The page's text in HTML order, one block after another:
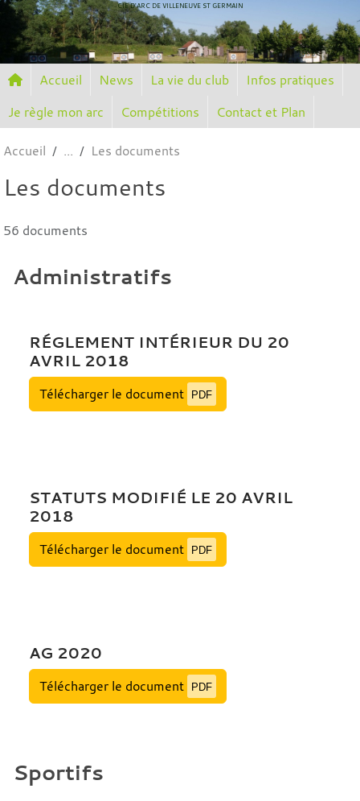
CIE D'ARC DE VILLENEUVE ST GERMAIN
Accueil News La vie du club
Infos pratiques
Je règle mon arc
Compétitions Contact et Plan
Accueil Les documents
Les documents
56 documents
Administratifs
RÉGLEMENT INTÉRIEUR DU 20
AVRIL 2018
Télécharger le document PDF
STATUTS MODIFIÉ LE 20 AVRIL
2018
Télécharger le document PDF
AG 2020
Télécharger le document PDF
Sportifs
Panneau de gestion des cookies